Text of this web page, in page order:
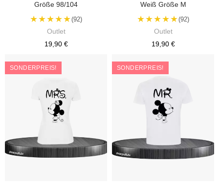
Größe 98/104
★★★★★(92)
Outlet
19,90 €
Weiß Größe M
★★★★★(92)
Outlet
19,90 €
SONDERPREIS! SONDERPREIS!